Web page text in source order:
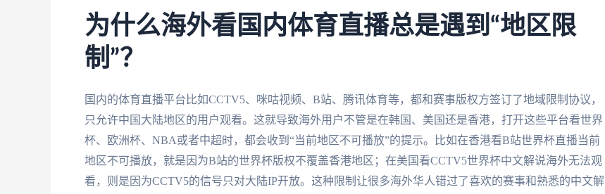
为什么海外看国内体育直播总是遇到“地区限
制”？
国内的体育直播平台比如CCTV5、咪咕视频、B站、腾讯体育等，都和赛事版权方签订了地域限制协议，
只允许中国大陆地区的用户观看。这就导致海外用户不管是在韩国、美国还是香港，打开这些平台看世界
杯、欧洲杯、NBA或者中超时，都会收到“当前地区不可播放”的提示。比如在香港看B站世界杯直播当前
地区不可播放，就是因为B站的世界杯版权不覆盖香港地区；在美国看CCTV5世界杯中文解说海外无法观
看，则是因为CCTV5的信号只对大陆IP开放。这种限制让很多海外华人错过了喜欢的赛事和熟悉的中文解